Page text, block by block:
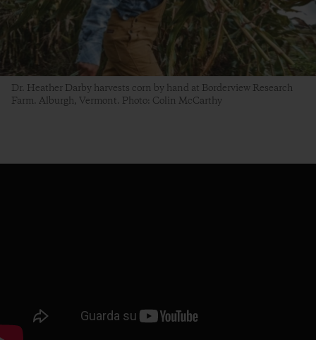
Dr. Heather Darby harvests corn by hand at Borderview Research
Farm. Alburgh, Vermont. Photo: Colin McCarthy